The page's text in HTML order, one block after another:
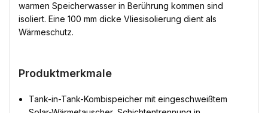
warmen Speicherwasser in Berührung kommen sind
isoliert. Eine 100 mm dicke Vliesisolierung dient als
Wärmeschutz.
Produktmerkmale
Tank-in-Tank-Kombispeicher mit eingeschweißtem